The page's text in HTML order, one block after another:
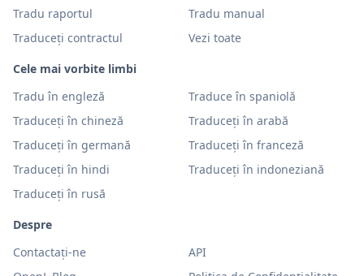
Tradu raportul
Tradu manual
Traduceți contractul
Vezi toate
Cele mai vorbite limbi
Tradu în engleză
Traduce în spaniolă
Traduceți în chineză
Traduceți în arabă
Traduceți în germană
Traduceți în franceză
Traduceți în hindi
Traduceți în indoneziană
Traduceți în rusă
Despre
Contactați-ne
API